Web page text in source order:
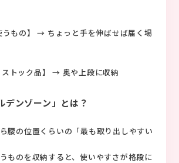
うもの】 → ちょっと手を伸ばせば届く場
ストック品】 → 奥や上段に収納
デンゾーン」とは？
腰の位置くらいの「最も取り出しやすい
ものを収納すると、使いやすさが格段に